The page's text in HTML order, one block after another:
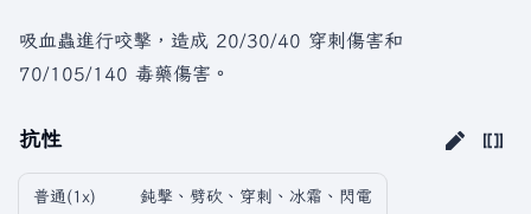
吸血蟲進行咬擊，造成 20/30/40 穿刺傷害和
70/105/140 毒藥傷害。
抗性
普通(1x) 鈍擊、劈砍、穿刺、冰霜、閃電